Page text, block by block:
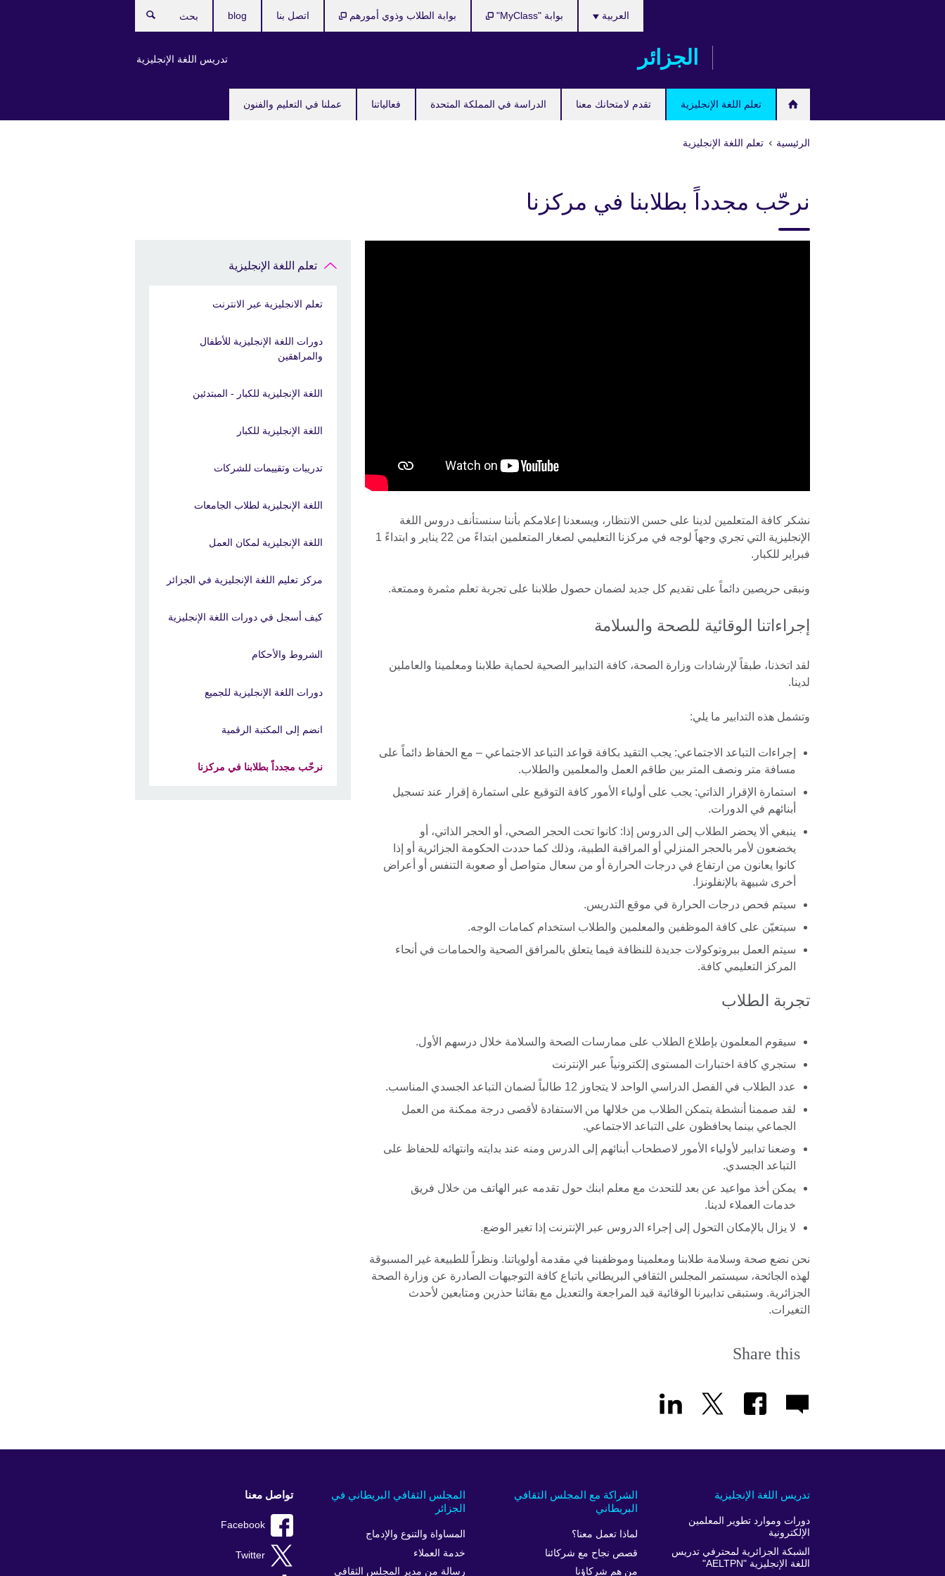
الجزائر
تعلم اللغة الإنجليزية تقدم لامتحانك معنا الدراسة في المملكة المتحدة فعالياتنا عملنا في التعليم والفنون
العربية
تدريس اللغة الإنجليزية
بوابة "MyClass" بوابة الطلاب وذوي أمورهم اتصل بنا blog
الرئيسية تعلم اللغة الإنجليزية
نرحّب مجدداً بطلابنا في مركزنا
نشكر كافة المتعلمين لدينا على حسن الانتظار، ويسعدنا إعلامكم بأننا سنستأنف دروس اللغة
الإنجليزية التي تجري وجهاً لوجه في مركزنا التعليمي لصغار المتعلمين ابتداءً من 22 يناير و ابتداءً 1
فبراير للكبار.
ونبقى حريصين دائماً على تقديم كل جديد لضمان حصول طلابنا على تجربة تعلم مثمرة وممتعة.
إجراءاتنا الوقائية للصحة والسلامة
لقد اتخذنا، طبقاً لإرشادات وزارة الصحة، كافة التدابير الصحية لحماية طلابنا ومعلمينا والعاملين
لدينا.
وتشمل هذه التدابير ما يلي:
إجراءات التباعد الاجتماعي: يجب التقيد بكافة قواعد التباعد الاجتماعي – مع الحفاظ دائماً على
مسافة متر ونصف المتر بين طاقم العمل والمعلمين والطلاب.
استمارة الإقرار الذاتي: يجب على أولياء الأمور كافة التوقيع على استمارة إقرار عند تسجيل
أبنائهم في الدورات.
ينبغي ألا يحضر الطلاب إلى الدروس إذا: كانوا تحت الحجر الصحي، أو الحجر الذاتي، أو
يخضعون لأمر بالحجر المنزلي أو المراقبة الطبية، وذلك كما حددت الحكومة الجزائرية أو إذا
كانوا يعانون من ارتفاع في درجات الحرارة أو من سعال متواصل أو صعوبة التنفس أو أعراض
أخرى شبيهة بالإنفلونزا.
سيتم فحص درجات الحرارة في موقع التدريس.
سيتعيّن على كافة الموظفين والمعلمين والطلاب استخدام كمامات الوجه.
سيتم العمل ببروتوكولات جديدة للنظافة فيما يتعلق بالمرافق الصحية والحمامات في أنحاء
المركز التعليمي كافة.
تجربة الطلاب
سيقوم المعلمون بإطلاع الطلاب على ممارسات الصحة والسلامة خلال درسهم الأول.
ستجري كافة اختبارات المستوى إلكترونياً عبر الإنترنت
عدد الطلاب في الفصل الدراسي الواحد لا يتجاوز 12 طالباً لضمان التباعد الجسدي المناسب.
لقد صممنا أنشطة يتمكن الطلاب من خلالها من الاستفادة لأقصى درجة ممكنة من العمل
الجماعي بينما يحافظون على التباعد الاجتماعي.
وضعنا تدابير لأولياء الأمور لاصطحاب أبنائهم إلى الدرس ومنه عند بدايته وانتهائه للحفاظ على
التباعد الجسدي.
يمكن أخذ مواعيد عن بعد للتحدث مع معلم ابنك حول تقدمه عبر الهاتف من خلال فريق
خدمات العملاء لدينا.
لا يزال بالإمكان التحول إلى إجراء الدروس عبر الإنترنت إذا تغير الوضع.
نحن نضع صحة وسلامة طلابنا ومعلمينا وموظفينا في مقدمة أولوياتنا. ونظراً للطبيعة غير المسبوقة
لهذه الجائحة، سيستمر المجلس الثقافي البريطاني باتباع كافة التوجيهات الصادرة عن وزارة الصحة
الجزائرية. وستبقى تدابيرنا الوقائية قيد المراجعة والتعديل مع بقائنا حذرين ومتابعين لأحدث
التغيرات.
Share this
تعلم اللغة الإنجليزية
تعلم الانجليزية عبر الانترنت
دورات اللغة الإنجليزية للأطفال
والمراهقين
اللغة الإنجليزية للكبار - المبتدئين
اللغة الإنجليزية للكبار
تدريبات وتقييمات للشركات
اللغة الإنجليزية لطلاب الجامعات
اللغة الإنجليزية لمكان العمل
مركز تعليم اللغة الإنجليزية في الجزائر
كيف أسجل في دورات اللغة الإنجليزية
الشروط والأحكام
دورات اللغة الإنجليزية للجميع
انضم إلى المكتبة الرقمية
نرحّب مجدداً بطلابنا في مركزنا
المجلس الثقافي البريطاني في
الجزائر
المساواة والتنوع والإدماج
خدمة العملاء
رسالة من مدير المجلس الثقافي
الشراكة مع المجلس الثقافي
البريطاني
لماذا تعمل معنا؟
قصص نجاح مع شركائنا
من هم شركاؤنا
تدريس اللغة الإنجليزية
دورات وموارد تطوير المعلمين
الإلكترونية
الشبكة الجزائرية لمحترفي تدريس
اللغة الإنجليزية "AELTPN"
تواصل معنا
Facebook
Twitter